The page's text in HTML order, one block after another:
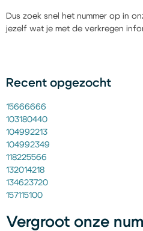
Dus zoek snel het nummer op in
jezelf wat je met de verkregen
Recent opgezocht
15666666
103180440
104992213
104992349
118225566
132014218
134623720
157115100
Vergroot onze